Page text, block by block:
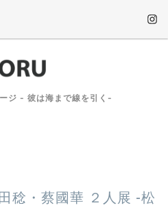
ジ - 彼は海まで線を引く-
稔・蔡國華 ２人展 -松